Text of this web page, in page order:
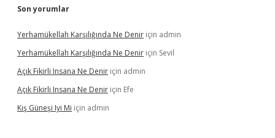
Son yorumlar
Yerhamükellah Karşılığında Ne Denir için admin
Yerhamükellah Karşılığında Ne Denir için Sevil
Açık Fikirli Insana Ne Denir için admin
Açık Fikirli Insana Ne Denir için Efe
Kış Güneşi Iyi Mi için admin